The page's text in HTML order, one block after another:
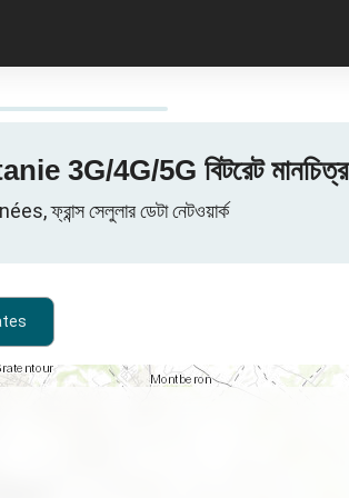
3G/4G/5G বিটরেট মানচিত্র
সেলুলার ডেটা নেটওয়ার্ক